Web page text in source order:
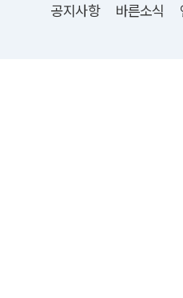
공지사항 바른소식